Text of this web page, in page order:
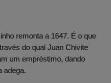
remonta a 1647. É o que
do qual Juan Chivite
um empréstimo, dando
adega.